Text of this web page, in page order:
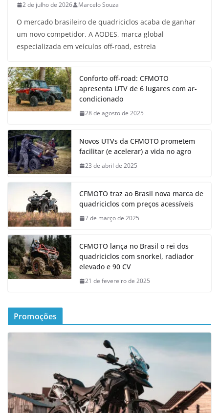
2 de julho de 2026 Marcelo Souza
O mercado brasileiro de quadriciclos acaba de ganhar
um novo competidor. A AODES, marca global
especializada em veículos off-road, estreia
Conforto off-road: CFMOTO
apresenta UTV de 6 lugares com ar-
condicionado
28 de agosto de 2025
Novos UTVs da CFMOTO prometem
facilitar (e acelerar) a vida no agro
23 de abril de 2025
CFMOTO traz ao Brasil nova marca de
quadriciclos com preços acessíveis
7 de março de 2025
CFMOTO lança no Brasil o rei dos
quadriciclos com snorkel, radiador
elevado e 90 CV
21 de fevereiro de 2025
Promoções